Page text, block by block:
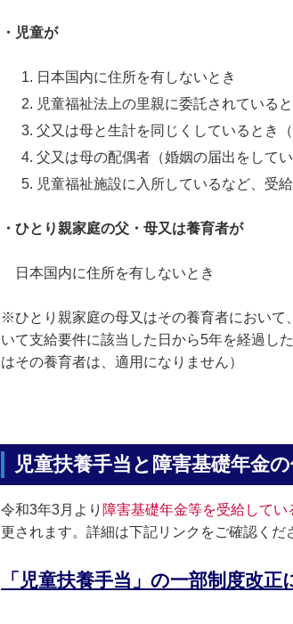
・児童が
日本国内に住所を有しないとき
児童福祉法上の里親に委託されている
父又は母と生計を同じくしているとき
父又は母の配偶者（婚姻の届出をして
児童福祉施設に入所しているなど、受
・ひとり親家庭の父・母又は養育者が
日本国内に住所を有しないとき
※ひとり親家庭の母又はその養育者において
いて支給要件に該当した日から5年を経過し
はその養育者は、適用になりません）
児童扶養手当と障害基礎年金
令和3年3月より 障害基礎年金等を受給してい
更されます。詳細は下記リンクをご確認くだ
「児童扶養手当」の一部制度改正